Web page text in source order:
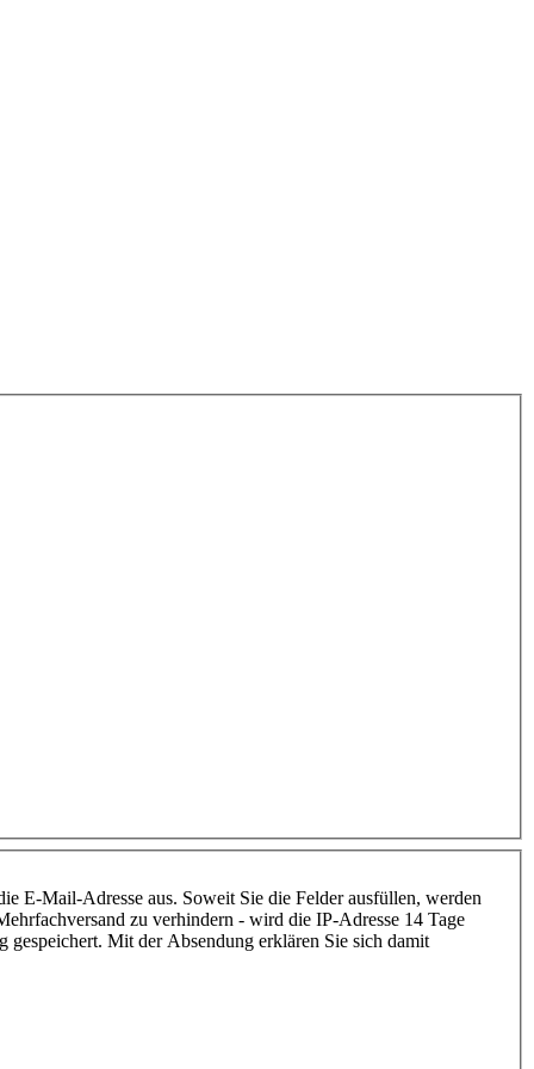
E-Mail-Adresse aus. Soweit Sie die Felder ausfüllen, werden
zu verhindern - wird die IP-Adresse 14 Tage
gespeichert. Mit der Absendung erklären Sie sich damit